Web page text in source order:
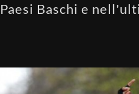
Baschi e